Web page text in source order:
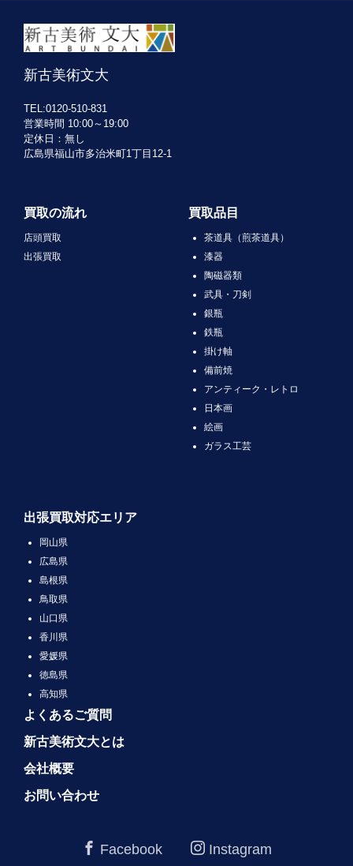
新古美術文大
TEL:0120-510-831
営業時間 10:00～19:00
定休日：無し
広島県福山市多治米町1丁目12-1
買取の流れ
店頭買取
出張買取
買取品目
茶道具（煎茶道具）
漆器
陶磁器類
武具・刀剣
銀瓶
鉄瓶
掛け軸
備前焼
アンティーク・レトロ
日本画
絵画
ガラス工芸
出張買取対応エリア
岡山県
広島県
島根県
鳥取県
山口県
香川県
愛媛県
徳島県
高知県
よくあるご質問
新古美術文大とは
会社概要
お問い合わせ
Facebook Instagram